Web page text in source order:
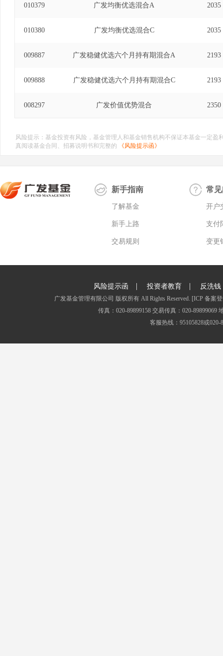
010379 广发均衡优选混合A 2035
010380 广发均衡优选混合C 2035
009887 广发稳健优选六个月持有期混合A 2193
009888 广发稳健优选六个月持有期混合C 2193
008297 广发价值优势混合 2350
风险提示：基金投资有风险，基金管理人和基金销售机构不保证本基金一定
真阅读基金合同、招募说明书和完整的
《风险提示函》
新手指南
了解基金
新手上路
交易规则
常
开户
支付
变更
风险提示函 | 投资者教育 | 反洗钱
广发基金管理有限公司 版权所有 All Rights Reserved. [ICP 备案
传真：020-89899158 交易传真：020-
客服热线：95105828或020-